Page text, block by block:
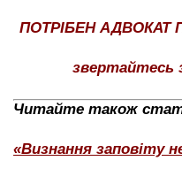
ПОТРІБЕН
звертайтесь
Читайте також
«Визнання заповіту